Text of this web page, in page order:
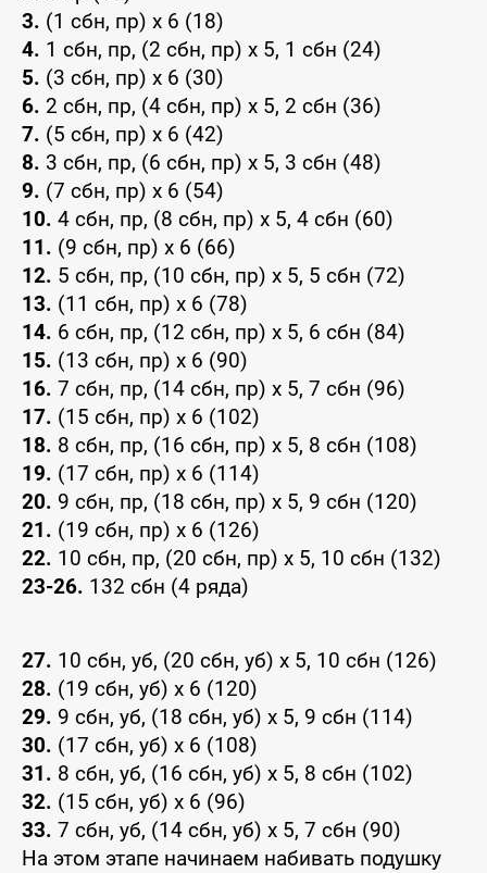
3. (1 сбн, пр) x 6 (18)
4. 1 сбн, пр, (2 сбн, пр) x 5, 1 сбн (24)
5. (3 сбн, пр) x 6 (30)
6. 2 сбн, пр, (4 сбн, пр) x 5, 2 сбн (36)
7. (5 сбн, пр) x 6 (42)
8. 3 сбн, пр, (6 сбн, пр) x 5, 3 сбн (48)
9. (7 сбн, пр) x 6 (54)
10. 4 сбн, пр, (8 сбн, пр) x 5, 4 сбн (60)
11. (9 сбн, пр) x 6 (66)
12. 5 сбн, пр, (10 сбн, пр) x 5, 5 сбн (72)
13. (11 сбн, пр) x 6 (78)
14. 6 сбн, пр, (12 сбн, пр) x 5, 6 сбн (84)
15. (13 сбн, пр) x 6 (90)
16. 7 сбн, пр, (14 сбн, пр) x 5, 7 сбн (96)
17. (15 сбн, пр) x 6 (102)
18. 8 сбн, пр, (16 сбн, пр) x 5, 8 сбн (108)
19. (17 сбн, пр) x 6 (114)
20. 9 сбн, пр, (18 сбн, пр) x 5, 9 сбн (120)
21. (19 сбн, пр) x 6 (126)
22. 10 сбн, пр, (20 сбн, пр) x 5, 10 сбн (132)
23-26. 132 сбн (4 ряда)
27. 10 сбн, уб, (20 сбн, уб) x 5, 10 сбн (126)
28. (19 сбн, уб) x 6 (120)
29. 9 сбн, уб, (18 сбн, уб) x 5, 9 сбн (114)
30. (17 сбн, уб) x 6 (108)
31. 8 сбн, уб, (16 сбн, уб) x 5, 8 сбн (102)
32. (15 сбн, уб) x 6 (96)
33. 7 сбн, уб, (14 сбн, уб) x 5, 7 сбн (90)
На этом этапе начинаем набивать подушку